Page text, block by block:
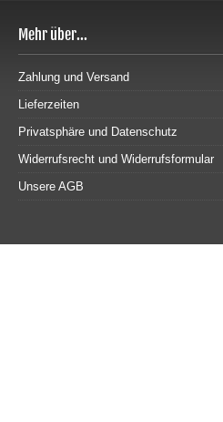
Mehr über...
Zahlung und Versand
Lieferzeiten
Privatsphäre und Datenschutz
Widerrufsrecht und Widerrufsformular
Unsere AGB